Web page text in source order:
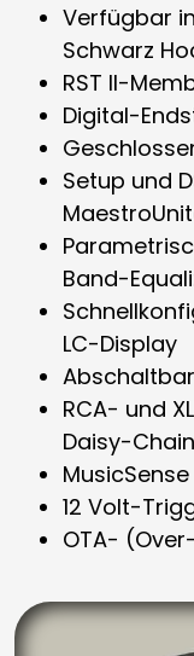
Verfügbar
Schwarz
RST II-
Digital-
Setup und
Band-
LC-Display
RCA- und
Daisy-
12 Volt-
OTA-